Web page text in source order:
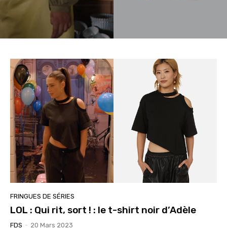
FRINGUES DE SÉRIES
LOL : Qui rit, sort ! : le t-shirt noir d’Adèle
FDS - 20 Mars 2023